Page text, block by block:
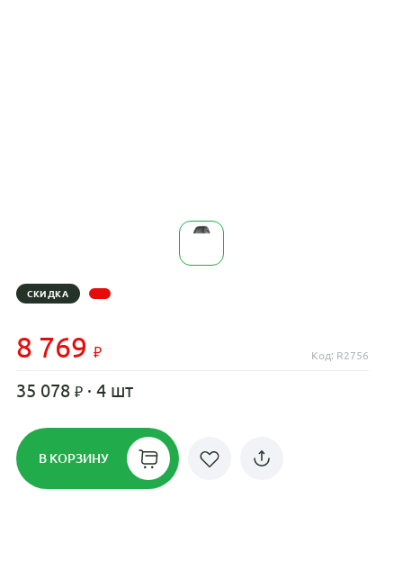
СКИДКА
8 769 Код: R2756
35 078 · 4 шт
В КОРЗИНУ